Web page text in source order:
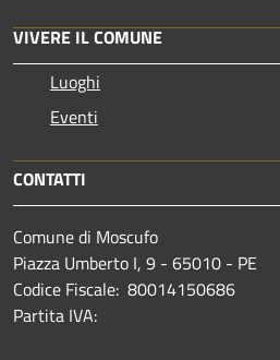
VIVERE IL COMUNE
Luoghi
Eventi
CONTATTI
Comune di Moscufo
Piazza Umberto I, 9 - 65010 - PE
Codice Fiscale: 80014150686
Partita IVA: